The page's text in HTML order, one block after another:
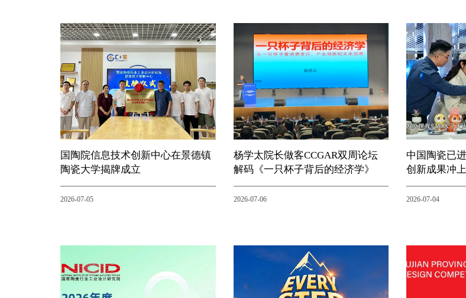
国陶院信息技术创新中心在景德镇
陶瓷大学揭牌成立
2026-07-05
杨学太院长做客CCGAR双周论坛
解码《一只杯子背后的经济学》
2026-07-06
中国陶瓷已
创新成果冲
2026-07-04